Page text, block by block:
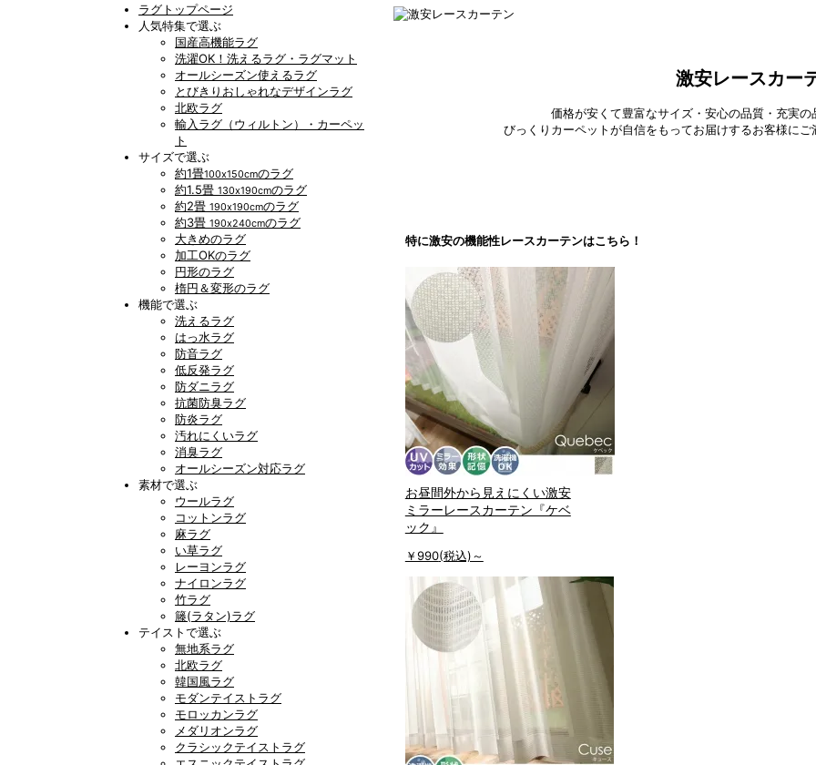
ラグトップページ
人気特集で選ぶ
国産高機能ラグ
洗濯OK！洗えるラグ・ラグマット
オールシーズン使えるラグ
とびきりおしゃれなデザインラグ
北欧ラグ
輸入ラグ（ウィルトン）・カーペッ
ト
サイズで選ぶ
約1畳100x150cmのラグ
約1.5畳 130x190cmのラグ
約2畳 190x190cmのラグ
約3畳 190x240cmのラグ
大きめのラグ
加工OKのラグ
円形のラグ
楕円＆変形のラグ
機能で選ぶ
洗えるラグ
はっ水ラグ
防音ラグ
低反発ラグ
防ダニラグ
抗菌防臭ラグ
防炎ラグ
汚れにくいラグ
消臭ラグ
オールシーズン対応ラグ
素材で選ぶ
ウールラグ
コットンラグ
麻ラグ
い草ラグ
レーヨンラグ
ナイロンラグ
竹ラグ
籐(ラタン)ラグ
テイストで選ぶ
無地系ラグ
北欧ラグ
韓国風ラグ
モダンテイストラグ
モロッカンラグ
メダリオンラグ
クラシックテイストラグ
激安レースカー
価格が安くて豊富なサイズ・安心の品質・充実の
びっくりカーペットが自信をもってお届けするお客様にご
特に激安の機能性レースカーテンはこちら！
お昼間外から見えにくい激安
ミラーレースカーテン『ケベ
ック』
￥990(税込)～